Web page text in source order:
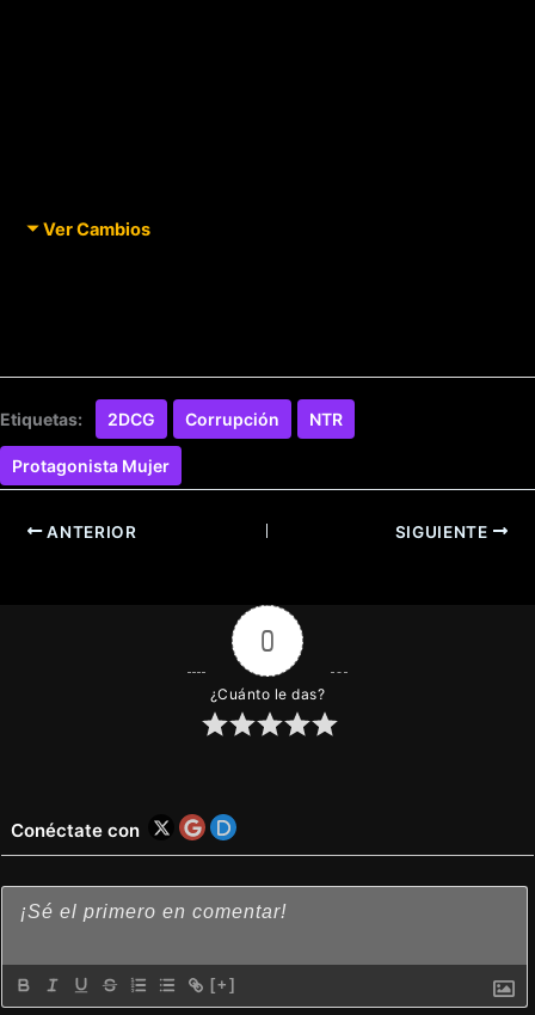
Ver Cambios
Etiquetas: 2DCG Corrupción NTR
Protagonista Mujer
ANTERIOR SIGUIENTE
0
¿Cuánto le das?
Conéctate con
[+]